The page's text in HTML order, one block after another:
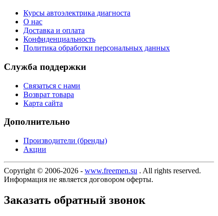
Курсы автоэлектрика диагноста
О нас
Доставка и оплата
Конфиденциальность
Политика обработки персональных данных
Служба поддержки
Связаться с нами
Возврат товара
Карта сайта
Дополнительно
Производители (бренды)
Акции
Copyright © 2006-2026 - www.freemen.su . All rights reserved.
Информация не является договором оферты.
Заказать обратный звонок